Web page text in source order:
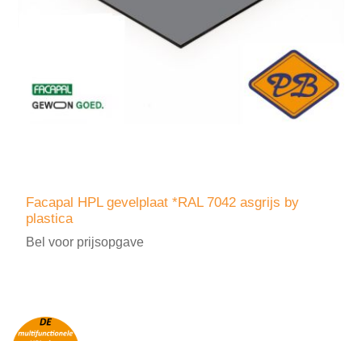
Facapal HPL gevelplaat *RAL 7042 asgrijs by
plastica
Bel voor prijsopgave